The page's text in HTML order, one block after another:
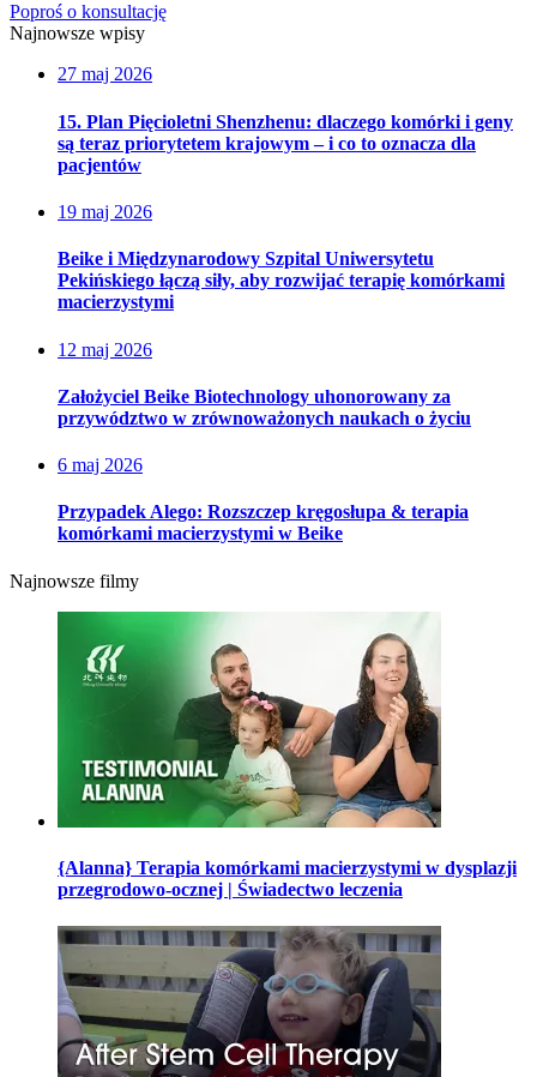
Poproś o konsultację
Najnowsze wpisy
27 maj 2026
15. Plan Pięcioletni Shenzhenu: dlaczego komórki i geny
są teraz priorytetem krajowym – i co to oznacza dla
pacjentów
19 maj 2026
Beike i Międzynarodowy Szpital Uniwersytetu
Pekińskiego łączą siły, aby rozwijać terapię komórkami
macierzystymi
12 maj 2026
Założyciel Beike Biotechnology uhonorowany za
przywództwo w zrównoważonych naukach o życiu
6 maj 2026
Przypadek Alego: Rozszczep kręgosłupa & terapia
komórkami macierzystymi w Beike
Najnowsze filmy
{Alanna} Terapia komórkami macierzystymi w dysplazji
przegrodowo-ocznej | Świadectwo leczenia